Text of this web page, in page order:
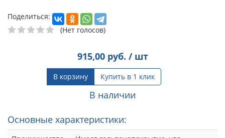
Поделиться:
(Нет голосов)
915,00руб. / шт
В корзину Купить в 1 клик
В наличии
Основные характеристики: